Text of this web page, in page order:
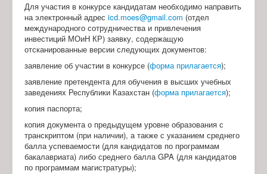
Для участия в конкурсе кандидатам необходимо направить
на электронный адрес icd.moes@gmail.com (отдел
международного сотрудничества и привлечения
инвестиций МОиН КР) заявку, содержащую
отсканированные версии следующих документов:
заявление об участии в конкурсе (форма прилагается);
заявление претендента для обучения в высших учебных
заведениях Республики Казахстан (форма прилагается);
копия паспорта;
копия документа о предыдущем уровне образования с
транскриптом (при наличии), а также с указанием среднего
балла успеваемости (для кандидатов по программам
бакалавриата) либо среднего балла GPA (для кандидатов
по программам магистратуры);